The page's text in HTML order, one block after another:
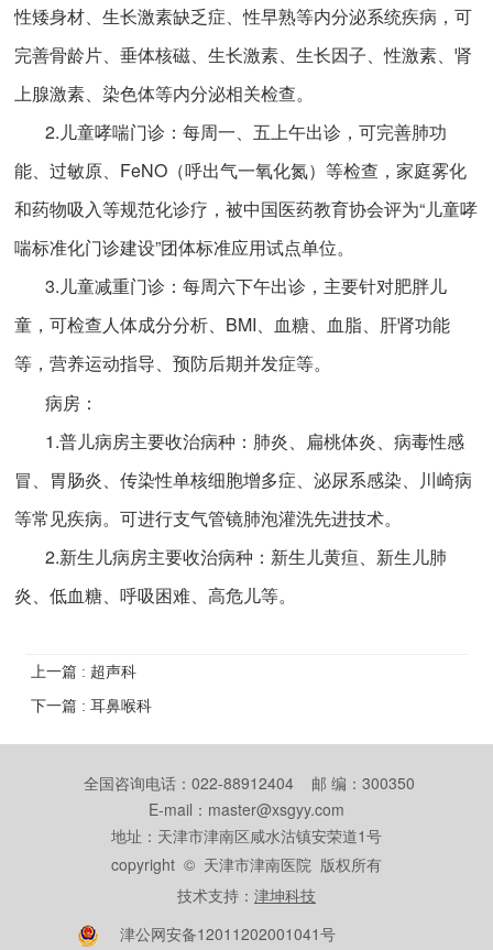
性矮身材、生长激素缺乏症、性早熟等内分泌系统疾病，可
完善骨龄片、垂体核磁、生长激素、生长因子、性激素、肾
上腺激素、染色体等内分泌相关检查。
2.儿童哮喘门诊：每周一、五上午出诊，可完善肺功
能、过敏原、FeNO（呼出气一氧化氮）等检查，家庭雾化
和药物吸入等规范化诊疗，被中国医药教育协会评为“儿童哮
喘标准化门诊建设”团体标准应用试点单位。
3.儿童减重门诊：每周六下午出诊，主要针对肥胖儿
童，可检查人体成分分析、BMI、血糖、血脂、肝肾功能
等，营养运动指导、预防后期并发症等。
病房：
1.普儿病房主要收治病种：肺炎、扁桃体炎、病毒性感
冒、胃肠炎、传染性单核细胞增多症、泌尿系感染、川崎病
等常见疾病。可进行支气管镜肺泡灌洗先进技术。
2.新生儿病房主要收治病种：新生儿黄疸、新生儿肺
炎、低血糖、呼吸困难、高危儿等。
上一篇 : 超声科
下一篇 : 耳鼻喉科
全国咨询电话：022-88912404 邮 编：300350
E-mail：master@xsgyy.com
地址：天津市津南区咸水沽镇安荣道1号
copyright © 天津市津南医院 版权所有
技术支持： 津坤科技
津公网安备12011202001041号